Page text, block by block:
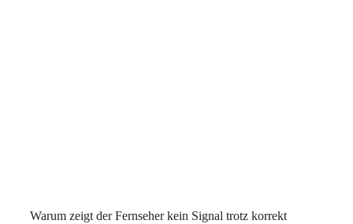
Warum zeigt der Fernseher kein Signal trotz korrekt